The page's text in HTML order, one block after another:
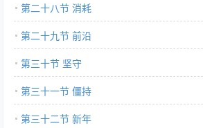
第二十八节 消耗
第二十九节 前沿
第三十节 坚守
第三十一节 僵持
第三十二节 新年